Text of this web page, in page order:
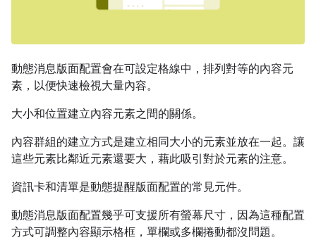
動態消息版面配置會在可設定格線中，排列對等的內容元
素，以便快速檢視大量內容。
大小和位置建立內容元素之間的關係。
內容群組的建立方式是建立相同大小的元素並放在一起。讓
這些元素比鄰近元素還要大，藉此吸引對於元素的注意。
資訊卡和清單是動態提醒版面配置的常見元件。
動態消息版面配置幾乎可支援所有螢幕尺寸，因為這種配置
方式可調整內容顯示格框，單欄或多欄捲動都沒問題。